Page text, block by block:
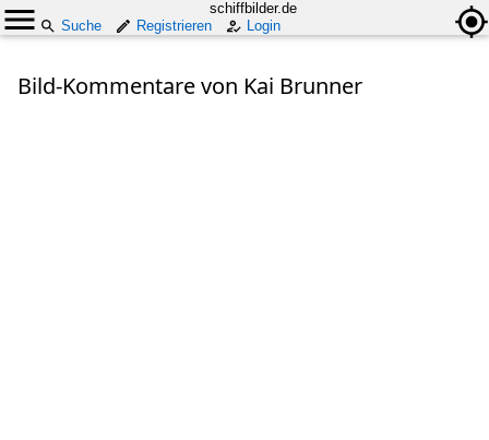
schiffbilder.de
Suche
Registrieren Login
Bild-Kommentare von Kai Brunner